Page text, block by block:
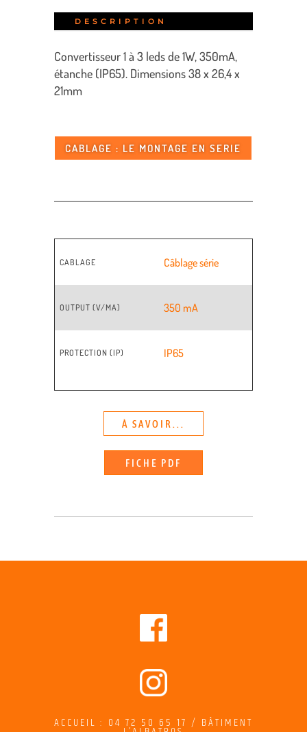
DESCRIPTION
Convertisseur 1 à 3 leds de 1W, 350mA,
étanche (IP65). Dimensions 38 x 26,4 x
21mm
CABLAGE : LE MONTAGE EN SERIE
CABLAGE Câblage série
OUTPUT (V/MA) 350 mA
PROTECTION (IP) IP65
À SAVOIR...
FICHE PDF
ACCUEIL : 04 72 50 65 17 / BÂTIMENT